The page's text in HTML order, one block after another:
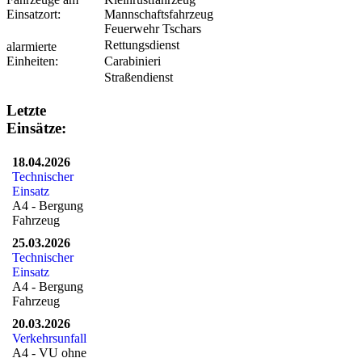
Einsatzort:
Mannschaftsfahrzeug
alarmierte
Einheiten:
Feuerwehr Tschars
Rettungsdienst
Carabinieri
Straßendienst
Letzte
Einsätze:
18.04.2026
Technischer
Einsatz
A4 - Bergung
Fahrzeug
25.03.2026
Technischer
Einsatz
A4 - Bergung
Fahrzeug
20.03.2026
Verkehrsunfall
A4 - VU ohne